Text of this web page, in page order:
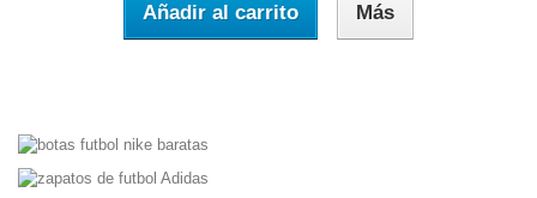
Añadir al carrito Más